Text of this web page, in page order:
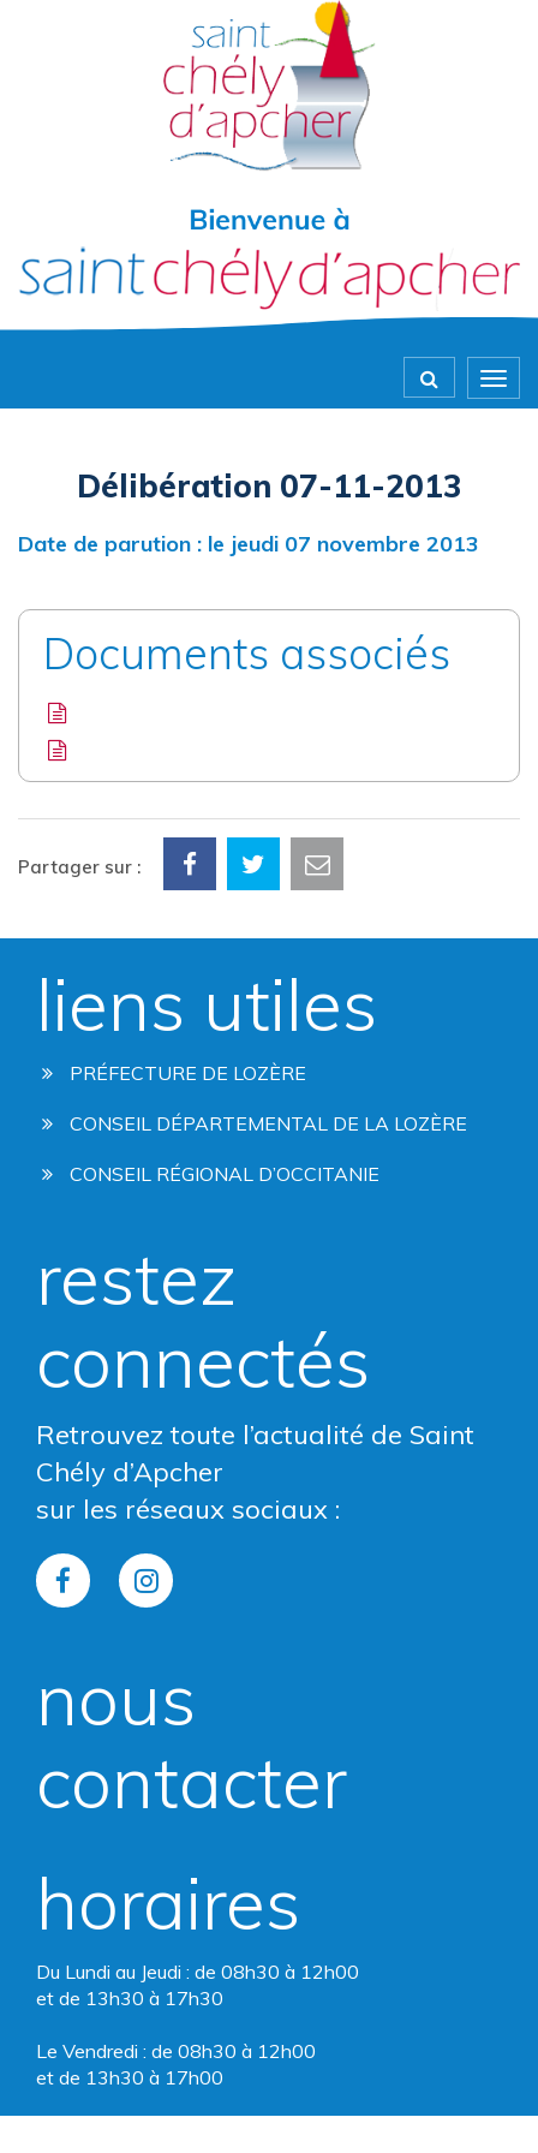
Délibération 07-11-2013
Date de parution : le jeudi 07 novembre 2013
Documents associés
Partager sur :
liens utiles
PRÉFECTURE DE LOZÈRE
CONSEIL DÉPARTEMENTAL DE LA LOZÈRE
CONSEIL RÉGIONAL D’OCCITANIE
restez
connectés
Retrouvez toute l’actualité de Saint
Chély d’Apcher
sur les réseaux sociaux :
Lien
le
Facebook
Lien
le
Instagram
nous
contacter
horaires
Du Lundi au Jeudi : de 08h30 à 12h00
et de 13h30 à 17h30
Le Vendredi : de 08h30 à 12h00
et de 13h30 à 17h00